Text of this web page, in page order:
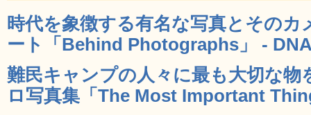
時代を象徴する有名な写真とその
ート「Behind Photographs」 -
難民キャンプの人々に最も大切な
ロ写真集「The Most Important